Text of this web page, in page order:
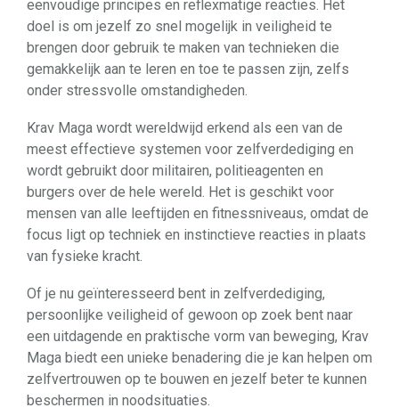
eenvoudige principes en reflexmatige reacties. Het
doel is om jezelf zo snel mogelijk in veiligheid te
brengen door gebruik te maken van technieken die
gemakkelijk aan te leren en toe te passen zijn, zelfs
onder stressvolle omstandigheden.
Krav Maga wordt wereldwijd erkend als een van de
meest effectieve systemen voor zelfverdediging en
wordt gebruikt door militairen, politieagenten en
burgers over de hele wereld. Het is geschikt voor
mensen van alle leeftijden en fitnessniveaus, omdat de
focus ligt op techniek en instinctieve reacties in plaats
van fysieke kracht.
Of je nu geïnteresseerd bent in zelfverdediging,
persoonlijke veiligheid of gewoon op zoek bent naar
een uitdagende en praktische vorm van beweging, Krav
Maga biedt een unieke benadering die je kan helpen om
zelfvertrouwen op te bouwen en jezelf beter te kunnen
beschermen in noodsituaties.